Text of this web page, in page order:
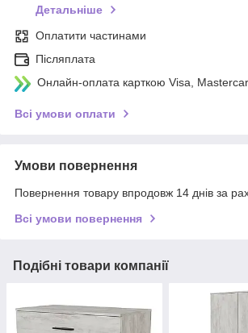
Детальніше
Оплатити частинами
Післяплата
Онлайн-оплата карткою Visa,
Всі умови оплати
Умови повернення
Повернення товару впродовж 14 днів за
Всі умови повернення
Подібні товари компанії